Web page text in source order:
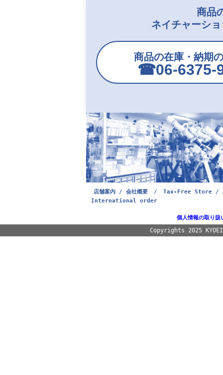
商品
ネイチャーシ
商品の在庫・納期
☎︎06-6375-
店舗案内 / 会社概要 /
Tax-Free Store /
International order
個人情報の取り扱
Copyrights 2025